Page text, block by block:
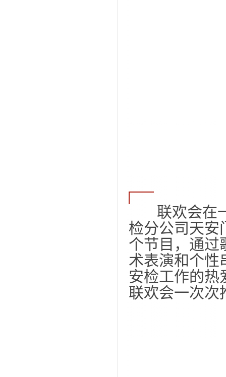
联欢会在一
检分公司天安
个节目，通过
术表演和个性
安检工作的热
联欢会一次